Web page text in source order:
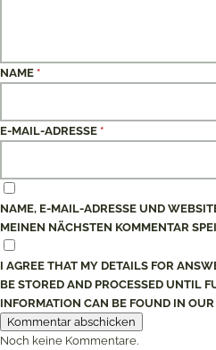
NAME *
E-MAIL-ADRESSE *
NAME, E-MAIL-ADRESSE UND
MEINEN NÄCHSTEN KOMMENTAR
I AGREE THAT MY DETAILS FOR
BE STORED AND PROCESSED UNTIL
INFORMATION CAN BE FOUND IN OUR
Noch keine Kommentare.